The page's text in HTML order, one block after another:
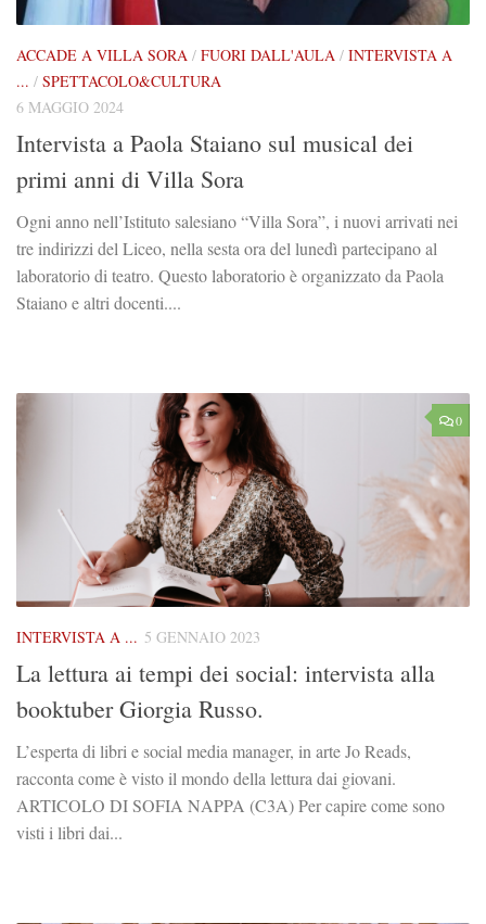
ACCADE A VILLA SORA / FUORI DALL'AULA / INTERVISTA A
... / SPETTACOLO&CULTURA
6 MAGGIO 2024
Intervista a Paola Staiano sul musical dei
primi anni di Villa Sora
Ogni anno nell’Istituto salesiano “Villa Sora”, i nuovi arrivati nei
tre indirizzi del Liceo, nella sesta ora del lunedì partecipano al
laboratorio di teatro. Questo laboratorio è organizzato da Paola
Staiano e altri docenti....
0
INTERVISTA A ... 5 GENNAIO 2023
La lettura ai tempi dei social: intervista alla
booktuber Giorgia Russo.
L’esperta di libri e social media manager, in arte Jo Reads,
racconta come è visto il mondo della lettura dai giovani.
ARTICOLO DI SOFIA NAPPA (C3A) Per capire come sono
visti i libri dai...